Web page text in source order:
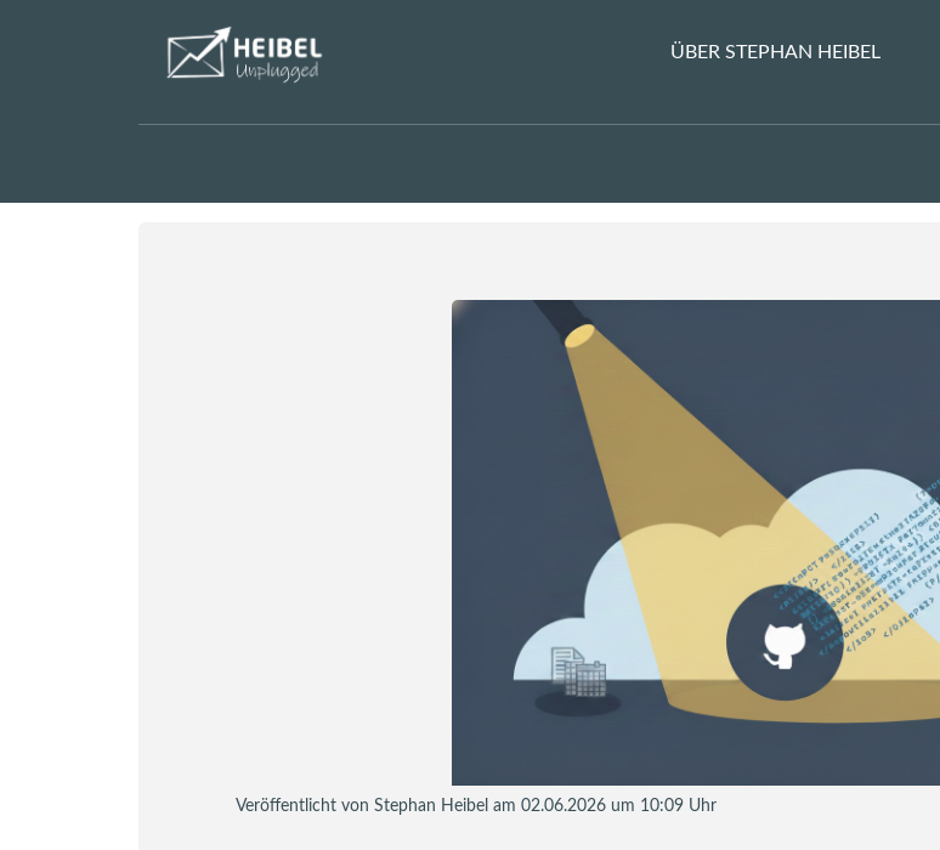
ÜBER STEPHAN HEIBEL
Veröffentlicht von Stephan Heibel am 02.06.2026 um 10:09 Uhr